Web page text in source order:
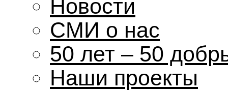
Новости
СМИ о нас
50 лет – 50
Наши проекты